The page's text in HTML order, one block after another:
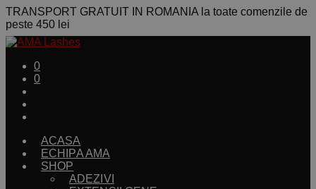
TRANSPORT GRATUIT IN ROMANIA la toate comenzile de
peste 450 lei
0
0
ACASA
ECHIPA AMA
SHOP
ADEZIVI